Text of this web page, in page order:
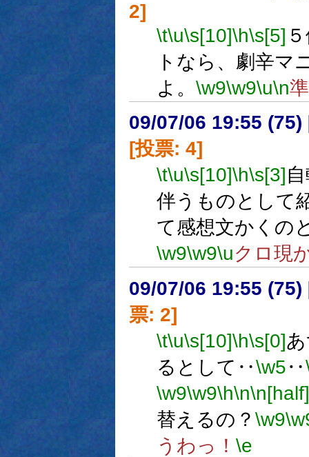
2]
\t\u\s[10]\h\s[5]
トなら、劇辛マ
よ。 \w9\w9\u\n
09/07/06 19:55 (75)
[投票: 4]
\t\u\s[10]\h\s[3]
伴うものとして
て感想文かくの
\w9\w9\uクロ現
09/07/06 19:55 (75)
票: 2]
\t\u\s[10]\h\s[0]
るとして‥\w5‥
\w9\w9\h\n\n[half]
替えるの？ \w9
うわっ！ \e